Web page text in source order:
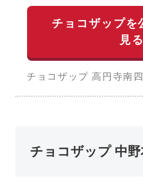
チョコザップを
見る
チョコザップ 高円寺南
チョコザップ 中